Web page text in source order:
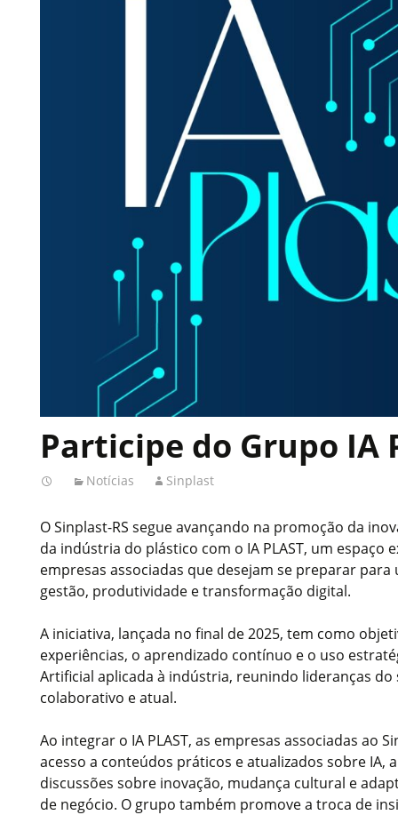
Participe do Grupo IA
Notícias Sinplast
O Sinplast-RS segue avançando na promoção da
da indústria do plástico com o IA PLAST, um espaço
empresas associadas que desejam se preparar
gestão, produtividade e transformação digital.
A iniciativa, lançada no final de 2025, tem como
experiências, o aprendizado contínuo e o uso
Artificial aplicada à indústria, reunindo lideranças
colaborativo e atual.
Ao integrar o IA PLAST, as empresas associadas ao
acesso a conteúdos práticos e atualizados sobre IA,
discussões sobre inovação, mudança cultural e
de negócio. O grupo também promove a troca de